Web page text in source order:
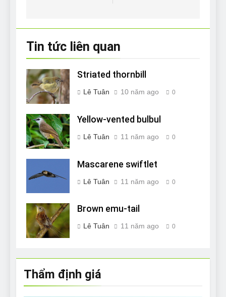
Tin tức liên quan
Striated thornbill
Lê Tuân 10 năm ago 0
Yellow-vented bulbul
Lê Tuân 11 năm ago 0
Mascarene swiftlet
Lê Tuân 11 năm ago 0
Brown emu-tail
Lê Tuân 11 năm ago 0
Thẩm định giá